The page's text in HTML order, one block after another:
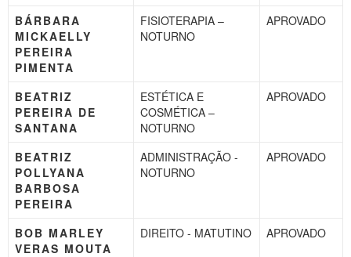
BÁRBARA
MICKAELLY
PEREIRA
PIMENTA
FISIOTERAPIA –
NOTURNO
APROVADO
BEATRIZ
PEREIRA DE
SANTANA
ESTÉTICA E
COSMÉTICA –
NOTURNO
APROVADO
BEATRIZ
POLLYANA
BARBOSA
PEREIRA
ADMINISTRAÇÃO -
NOTURNO
APROVADO
BOB MARLEY
VERAS MOUTA
DIREITO - MATUTINO APROVADO